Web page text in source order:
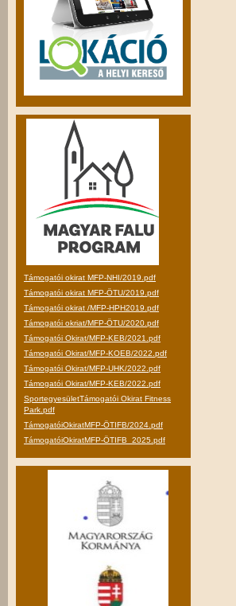
Támogatói okirat MFP-NHI/2019.pdf
Támogatói okirat MFP-ÖTU/2019.pdf
Támogatói okirat /MFP-HPH2019.pdf
Támogatói okriat/MFP-ÖTU/2020.pdf
Támogatói Okirat/MFP-KEB/2021.pdf
Támogatói Okirat/MFP-KOEB/2022.pdf
Támogatói Okirat/MFP-UHK/2022.pdf
Támogatói Okirat/MFP-KEB/2022.pdf
SportegyesületTámogatói Okirat Fitness
Park.pdf
TámogatóiOkiratMFP-ÖTIFB/2024.pdf
TámogatóiOkiratMFP-ÖTIFB_2025.pdf